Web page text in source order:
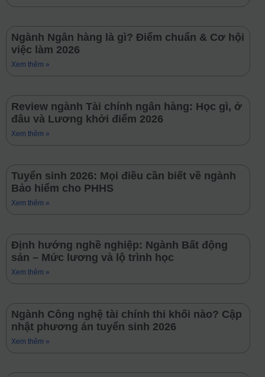
Ngành Ngân hàng là gì? Điểm chuẩn & Cơ hội
việc làm 2026
Xem thêm »
Review ngành Tài chính ngân hàng: Học gì, ở
đâu và Lương khởi điểm 2026
Xem thêm »
Tuyển sinh 2026: Mọi điều cần biết về ngành
Bảo hiểm cho PHHS
Xem thêm »
Định hướng nghề nghiệp: Ngành Bất động
sản – Mức lương và lộ trình học
Xem thêm »
Ngành Công nghệ tài chính thi khối nào? Cập
nhật phương án tuyển sinh 2026
Xem thêm »